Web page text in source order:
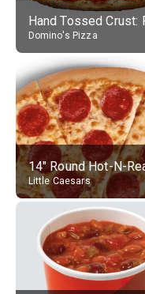
Domino's Pizza
Little Caesars